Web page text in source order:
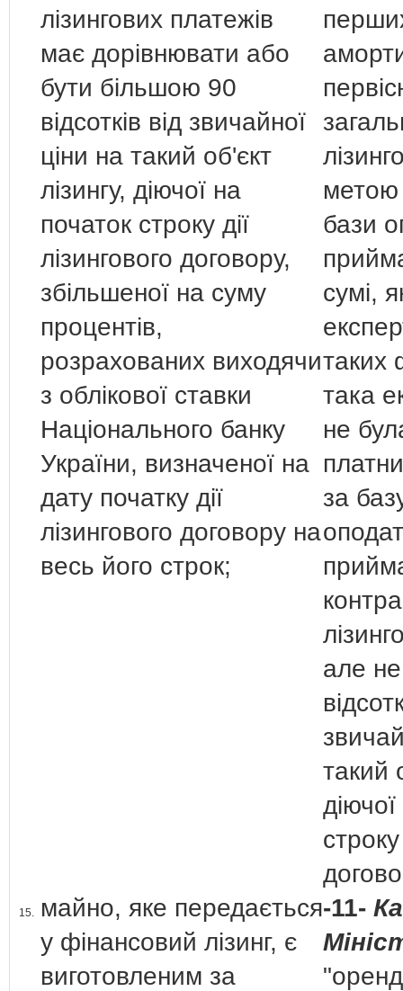
лізингових платежів
має дорівнювати або
бути більшою 90
відсотків від звичайної
ціни на такий об'єкт
лізингу, діючої на
початок строку дії
лізингового договору,
збільшеної на суму
процентів,
розрахованих виходячи
з облікової ставки
Національного банку
України, визначеної на
дату початку дії
лізингового договору на
весь його строк;
метою
бази
сумі,
таких
така
не
за
але
такий
строку
15.
майно, яке передається
у фінансовий лізинг, є
виготовленим за
-11-